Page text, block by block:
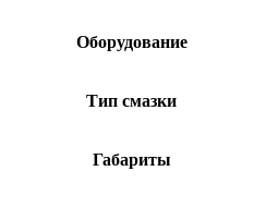
Оборудование
Тип смазки
Габариты